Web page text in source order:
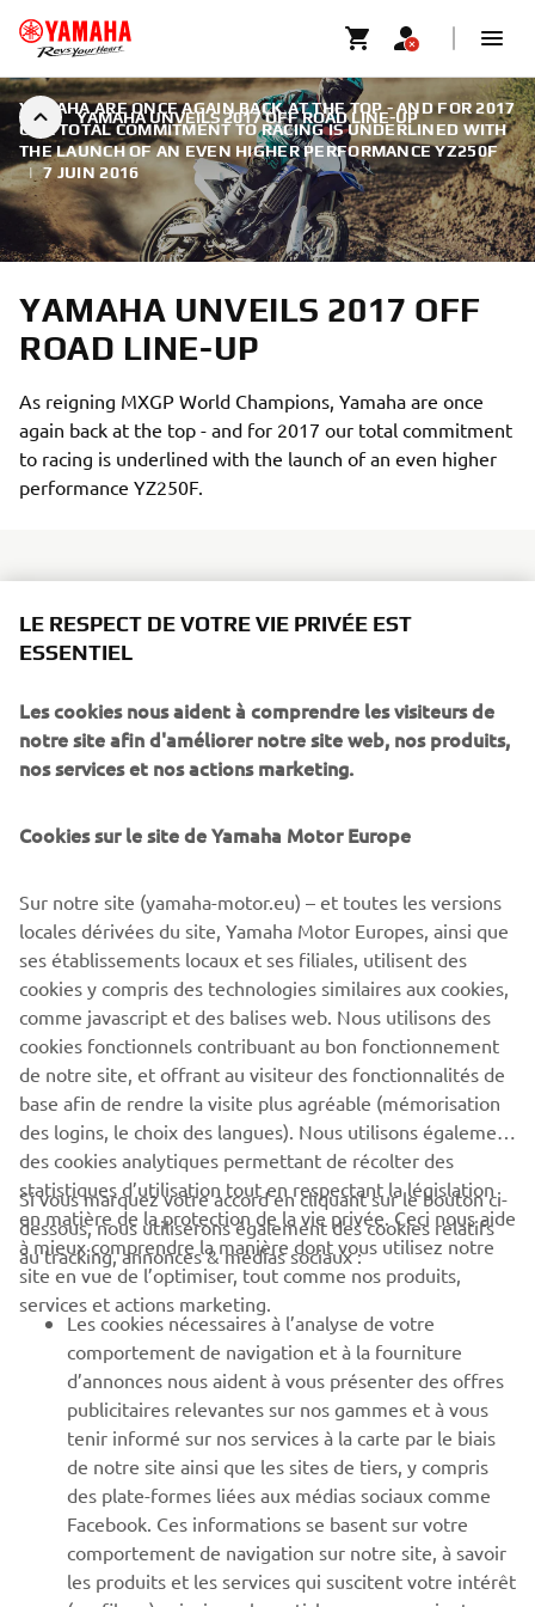
YAMAHA UNVEILS 2017 OFF ROAD LINE-UP
YAMAHA ARE ONCE AGAIN BACK AT THE TOP - AND FOR 2017
OUR TOTAL COMMITMENT TO RACING IS UNDERLINED WITH
THE LAUNCH OF AN EVEN HIGHER PERFORMANCE YZ250F
| 7 JUIN 2016
YAMAHA UNVEILS 2017 OFF
ROAD LINE-UP
As reigning MXGP World Champions, Yamaha are once
again back at the top - and for 2017 our total commitment
to racing is underlined with the launch of an even higher
performance YZ250F.
As reigning MXGP World Champions, Yamaha are once
again back at the top - and for 2017 our total commitment
performance YZ250F.
Equipped with a newly designed reverse cylinder head,
power and improved acceleration. Benefitting from
refined handling and suspension for 2017 - together with
YZ250F is the clear choice for amateurs and professionals.
With detail changes and new graphics for every YZ-F and
YZ motocross bike and both WR-F enduro models, the
2017 Yamaha Off Road range gives all riders the chance to
experience factory performance with Yamaha quality.
CORPORATE
BUSINESS
PLUS DE YAMAHA
SOUTIEN
BULLETIN
Soyez le premier à connaître les dernières offres, les événements
spéciaux, les nouveautés et bien plus encore
LE RESPECT DE VOTRE VIE PRIVÉE EST
ESSENTIEL
Les cookies nous aident à comprendre les visiteurs de
notre site afin d'améliorer notre site web, nos produits,
nos services et nos actions marketing.
Cookies sur le site de Yamaha Motor Europe
Sur notre site (yamaha-motor.eu) – et toutes les versions
locales dérivées du site, Yamaha Motor Europes, ainsi que
ses établissements locaux et ses filiales, utilisent des
cookies y compris des technologies similaires aux cookies,
comme javascript et des balises web. Nous utilisons des
cookies fonctionnels contribuant au bon fonctionnement
de notre site, et offrant au visiteur des fonctionnalités de
base afin de rendre la visite plus agréable (mémorisation
des logins, le choix des langues). Nous utilisons également
des cookies analytiques permettant de récolter des
statistiques d’utilisation tout en respectant la législation
en matière de la protection de la vie privée. Ceci nous aide
à mieux comprendre la manière dont vous utilisez notre
site en vue de l’optimiser, tout comme nos produits,
services et actions marketing.
Si vous marquez votre accord en cliquant sur le bouton ci-
dessous, nous utiliserons également des cookies relatifs
au tracking, annonces & médias sociaux :
Les cookies nécessaires à l’analyse de votre
comportement de navigation et à la fourniture
d’annonces nous aident à vous présenter des offres
publicitaires relevantes sur nos gammes et à vous
tenir informé sur nos services à la carte par le biais
de notre site ainsi que les sites de tiers, y compris
des plate-formes liées aux médias sociaux comme
Facebook. Ces informations se basent sur votre
comportement de navigation sur notre site, à savoir
les produits et les services qui suscitent votre intérêt